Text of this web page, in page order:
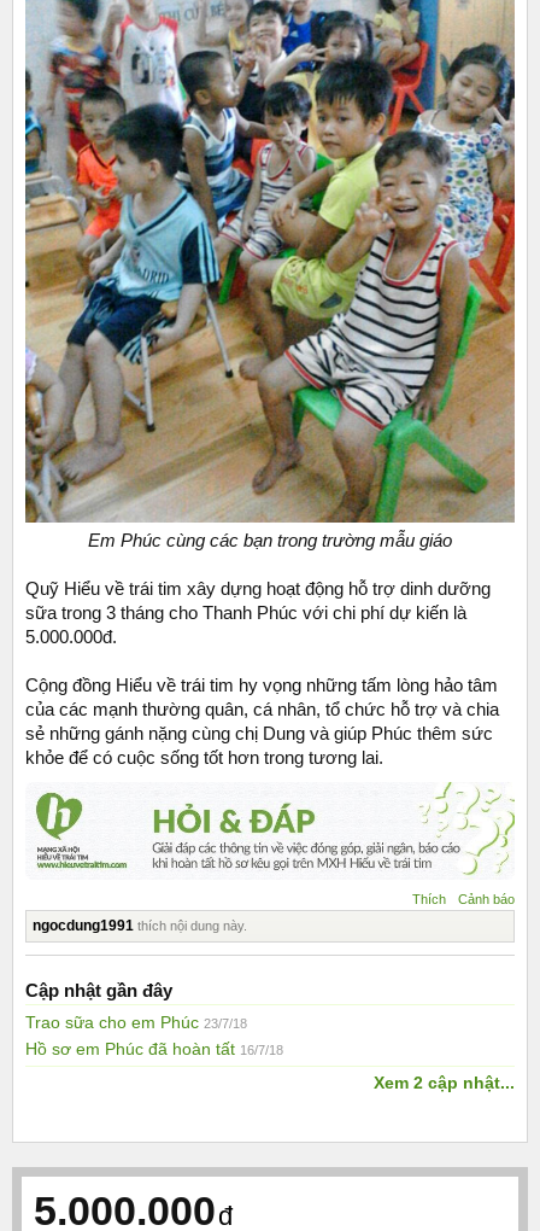
Em Phúc cùng các bạn trong trường mẫu giáo
Quỹ Hiểu về trái tim xây dựng hoạt động hỗ trợ dinh dưỡng
sữa trong 3 tháng cho Thanh Phúc với chi phí dự kiến là
5.000.000đ.
Cộng đồng Hiểu về trái tim hy vọng những tấm lòng hảo tâm
của các mạnh thường quân, cá nhân, tổ chức hỗ trợ và chia
sẻ những gánh nặng cùng chị Dung và giúp Phúc thêm sức
khỏe để có cuộc sống tốt hơn trong tương lai.
Thích Cảnh báo
ngocdung1991 thích nội dung này.
Cập nhật gần đây
Trao sữa cho em Phúc 23/7/18
Hồ sơ em Phúc đã hoàn tất 16/7/18
Xem 2 cập nhật...
5.000.000đ